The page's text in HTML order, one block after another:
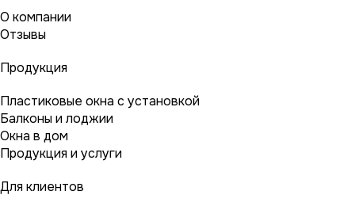
О компании
Отзывы
Продукция
Пластиковые окна с установкой
Балконы и лоджии
Окна в дом
Продукция и услуги
Для клиентов